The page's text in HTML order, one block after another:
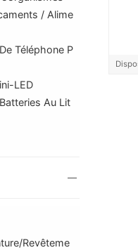
/ Alime
Téléphone P
LED
Au Lit
revêteme